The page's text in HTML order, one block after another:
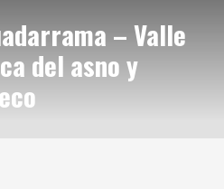
– Valle
del asno y